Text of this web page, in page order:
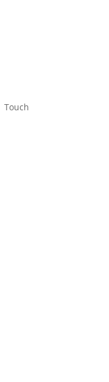
Touch